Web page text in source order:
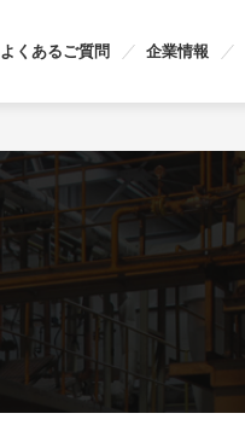
よくあるご質問 企業情報